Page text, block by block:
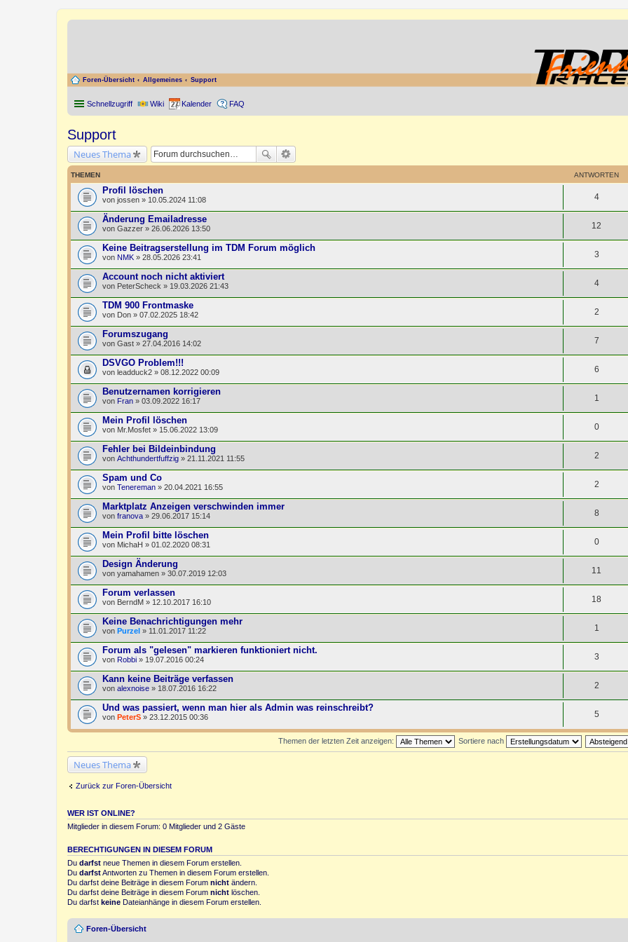
Foren-Übersicht Allgemeines Support
Schnellzugriff Wiki Kalender FAQ
Support
Neues Thema
THEMEN ANTWORTEN
Profil löschen
von jossen » 10.05.2024 11:08 4
Änderung Emailadresse
von Gazzer » 26.06.2026 13:50 12
Keine Beitragserstellung im TDM Forum möglich
von NMK » 28.05.2026 23:41 3
Account noch nicht aktiviert
von PeterScheck » 19.03.2026 21:43 4
TDM 900 Frontmaske
von Don » 07.02.2025 18:42 2
Forumszugang
von Gast » 27.04.2016 14:02 7
DSVGO Problem!!!
von leadduck2 » 08.12.2022 00:09 6
Benutzernamen korrigieren
von Fran » 03.09.2022 16:17 1
Mein Profil löschen
von Mr.Mosfet » 15.06.2022 13:09 0
Fehler bei Bildeinbindung
von Achthundertfuffzig » 21.11.2021 11:55 2
Spam und Co
von Tenereman » 20.04.2021 16:55 2
Marktplatz Anzeigen verschwinden immer
von franova » 29.06.2017 15:14 8
Mein Profil bitte löschen
von MichaH » 01.02.2020 08:31 0
Design Änderung
von yamahamen » 30.07.2019 12:03 11
Forum verlassen
von BerndM » 12.10.2017 16:10 18
Keine Benachrichtigungen mehr
von Purzel » 11.01.2017 11:22 1
Forum als "gelesen" markieren funktioniert nicht.
von Robbi » 19.07.2016 00:24 3
Kann keine Beiträge verfassen
von alexnoise » 18.07.2016 16:22 2
Und was passiert, wenn man hier als Admin was reinschreibt?
von PeterS » 23.12.2015 00:36 5
Themen der letzten Zeit anzeigen: Sortiere nach
Neues Thema
Zurück zur Foren-Übersicht
WER IST ONLINE?
Mitglieder in diesem Forum: 0 Mitglieder und 2 Gäste
BERECHTIGUNGEN IN DIESEM FORUM
Du darfst neue Themen in diesem Forum erstellen.
Du darfstAntworten zu Themen in diesem Forum erstellen.
Du darfst deine Beiträge in diesem Forum nicht ändern.
Du darfst deine Beiträge in diesem Forum nicht löschen.
Du darfst keine Dateianhänge in diesem Forum erstellen.
Foren-Übersicht